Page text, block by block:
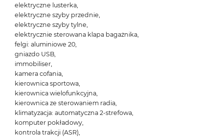
elektryczne lusterka,
elektryczne szyby przednie,
elektryczne szyby tylne,
elektrycznie sterowana klapa bagażnika,
felgi: aluminiowe 20,
gniazdo USB,
immobiliser,
kamera cofania,
kierownica sportowa,
kierownica wielofunkcyjna,
kierownica ze sterowaniem radia,
klimatyzacja: automatyczna 2-strefowa,
komputer pokładowy,
kontrola trakcji (ASR),